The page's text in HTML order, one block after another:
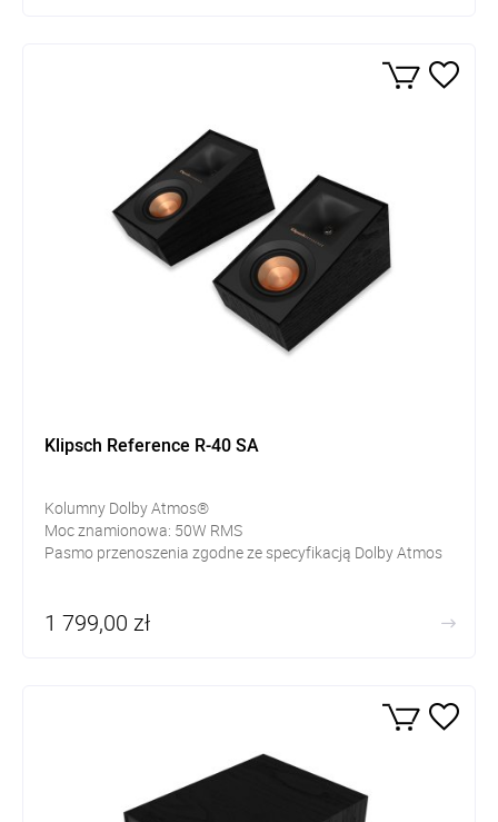
Klipsch Reference R-40 SA
Kolumny Dolby Atmos®
Moc znamionowa: 50W RMS
Pasmo przenoszenia zgodne ze specyfikacją Dolby Atmos
1 799,00 zł